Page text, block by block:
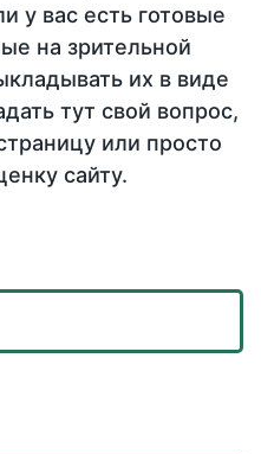
у вас есть готовые
на зрительной
их в виде
тут свой вопрос,
или просто
сайту.